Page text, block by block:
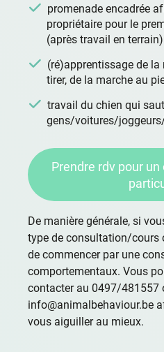
promenade encadrée
propriétaire pour le
(après travail en terrain)
(ré)apprentissage de
tirer, de la marche au
travail du chien qui
gens/voitures/
Prendre rdv pour un
De manière générale, si
type de consultation/cours
de commencer par une
comportementaux. Vous
contacter au 0497/481557
info@animalbehaviour.be
vous aiguiller au mieux.